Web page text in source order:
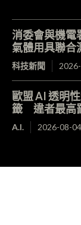
消委會與機
氣體用具聯合
科技新聞
歐盟 AI 透明
籤 違者最高
A.I. 2026-08-04